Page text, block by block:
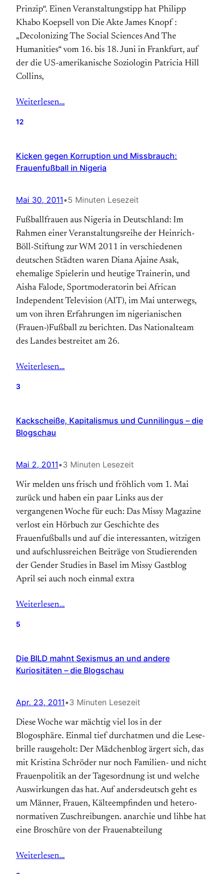
Prinzip“. Einen Veranstaltungstipp hat Philipp
Khabo Koepsell von Die Akte James Knopf :
„Decolonizing The Social Sciences And The
Humanities“ vom 16. bis 18. Juni in Frankfurt, auf
der die US-amerikanische Soziologin Patricia Hill
Collins,
Weiterlesen…
12
Kicken gegen Korruption und Missbrauch:
Frauenfußball in Nigeria
Mai 30, 2011•5 Minuten Lesezeit
Fußballfrauen aus Nigeria in Deutschland: Im
Rahmen einer Veranstaltungsreihe der Heinrich-
Böll-Stiftung zur WM 2011 in verschiedenen
deutschen Städten waren Diana Ajaine Asak,
ehemalige Spielerin und heutige Trainerin, und
Aisha Falode, Sportmoderatorin bei African
Independent Television (AIT), im Mai unterwegs,
um von ihren Erfahrungen im nigerianischen
(Frauen-)Fußball zu berichten. Das Nationalteam
des Landes bestreitet am 26.
Weiterlesen…
3
Kackscheiße, Kapitalismus und Cunnilingus – die
Blogschau
Mai 2, 2011•3 Minuten Lesezeit
Wir melden uns frisch und fröhlich vom 1. Mai
zurück und haben ein paar Links aus der
vergangenen Woche für euch: Das Missy Magazine
verlost ein Hörbuch zur Geschichte des
Frauenfußballs und auf die interessanten, witzigen
und aufschlussreichen Beiträge von Studierenden
der Gender Studies in Basel im Missy Gastblog
April sei auch noch einmal extra
Weiterlesen…
5
Die BILD mahnt Sexismus an und andere
Kuriositäten – die Blogschau
Apr. 23, 2011•3 Minuten Lesezeit
Diese Woche war mächtig viel los in der
Blogosphäre. Einmal tief durchatmen und die Lese­
brille raus­geholt: Der Mädchenblog ärgert sich, das
mit Kristina Schröder nur noch Familien- und nicht
Frauenpolitik an der Tages­ordnung ist und welche
Aus­wirkungen das hat. Auf andersdeutsch geht es
um Männer, Frauen, Kälte­empfinden und hetero­
nor­mativen Zu­schreibungen. anarchie und lihbe hat
eine Broschüre von der Frauen­­abteilung
Weiterlesen…